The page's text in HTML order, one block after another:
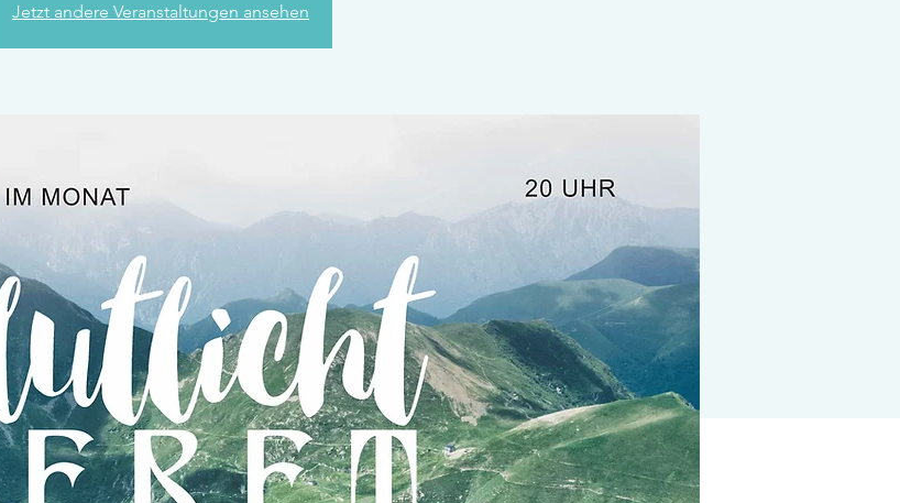
Jetzt andere Veranstaltungen ansehen